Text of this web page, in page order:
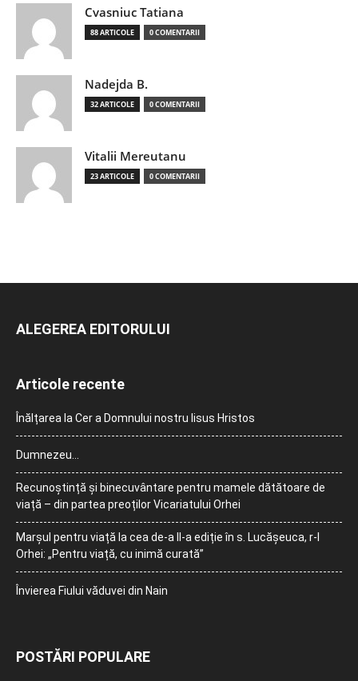
Cvasniuc Tatiana
88 ARTICOLE 0 COMENTARII
Nadejda B.
32 ARTICOLE 0 COMENTARII
Vitalii Mereutanu
23 ARTICOLE 0 COMENTARII
ALEGEREA EDITORULUI
Articole recente
Înălțarea la Cer a Domnului nostru Iisus Hristos
Dumnezeu…
Recunoștință și binecuvântare pentru mamele dătătoare de
viață – din partea preoților Vicariatului Orhei
Marșul pentru viață la cea de-a II-a ediție în s. Lucășeuca, r-l
Orhei: „Pentru viață, cu inimă curată”
Învierea Fiului văduvei din Nain
POSTĂRI POPULARE